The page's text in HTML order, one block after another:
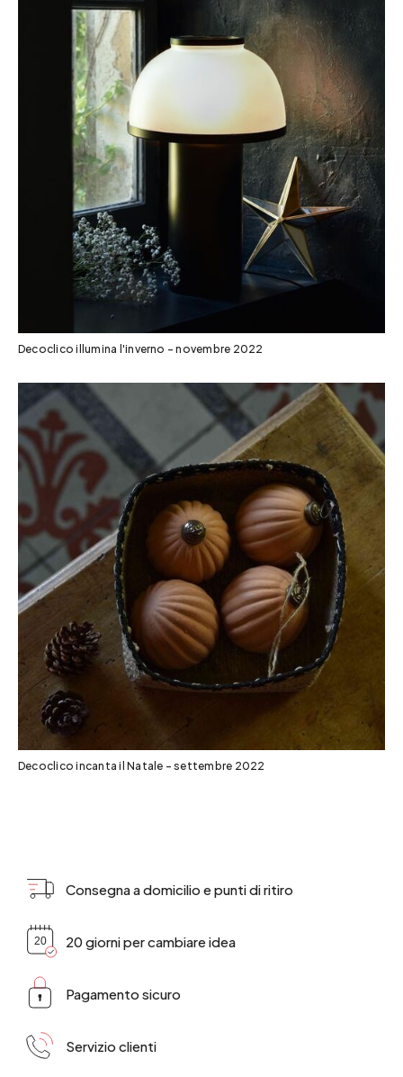
Decoclico illumina l'inverno - novembre 2022
Decoclico incanta il Natale - settembre 2022
Consegna a domicilio e punti di ritiro
20 giorni per cambiare idea
Pagamento sicuro
Servizio clienti